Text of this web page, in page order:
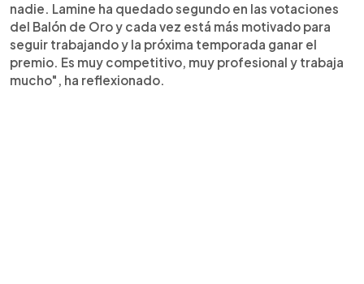
nadie. Lamine ha quedado segundo en las votaciones
del Balón de Oro y cada vez está más motivado para
seguir trabajando y la próxima temporada ganar el
premio. Es muy competitivo, muy profesional y trabaja
mucho", ha reflexionado.